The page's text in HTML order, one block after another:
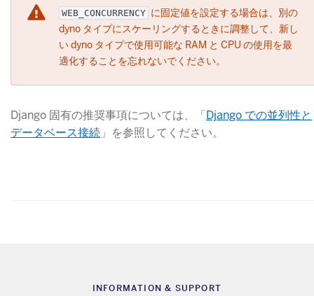
WEB_CONCURRENCY ​ に固定値を設定する場合は、別の
dyno タイプにスケーリングするときに調整して、新し
い dyno タイプで使用可能な RAM と CPU の使用を最
適化することを忘れないでください。
Django 固有の推奨事項については、「Django での並列性と
データベース接続 ​」を参照してください。
INFORMATION & SUPPORT